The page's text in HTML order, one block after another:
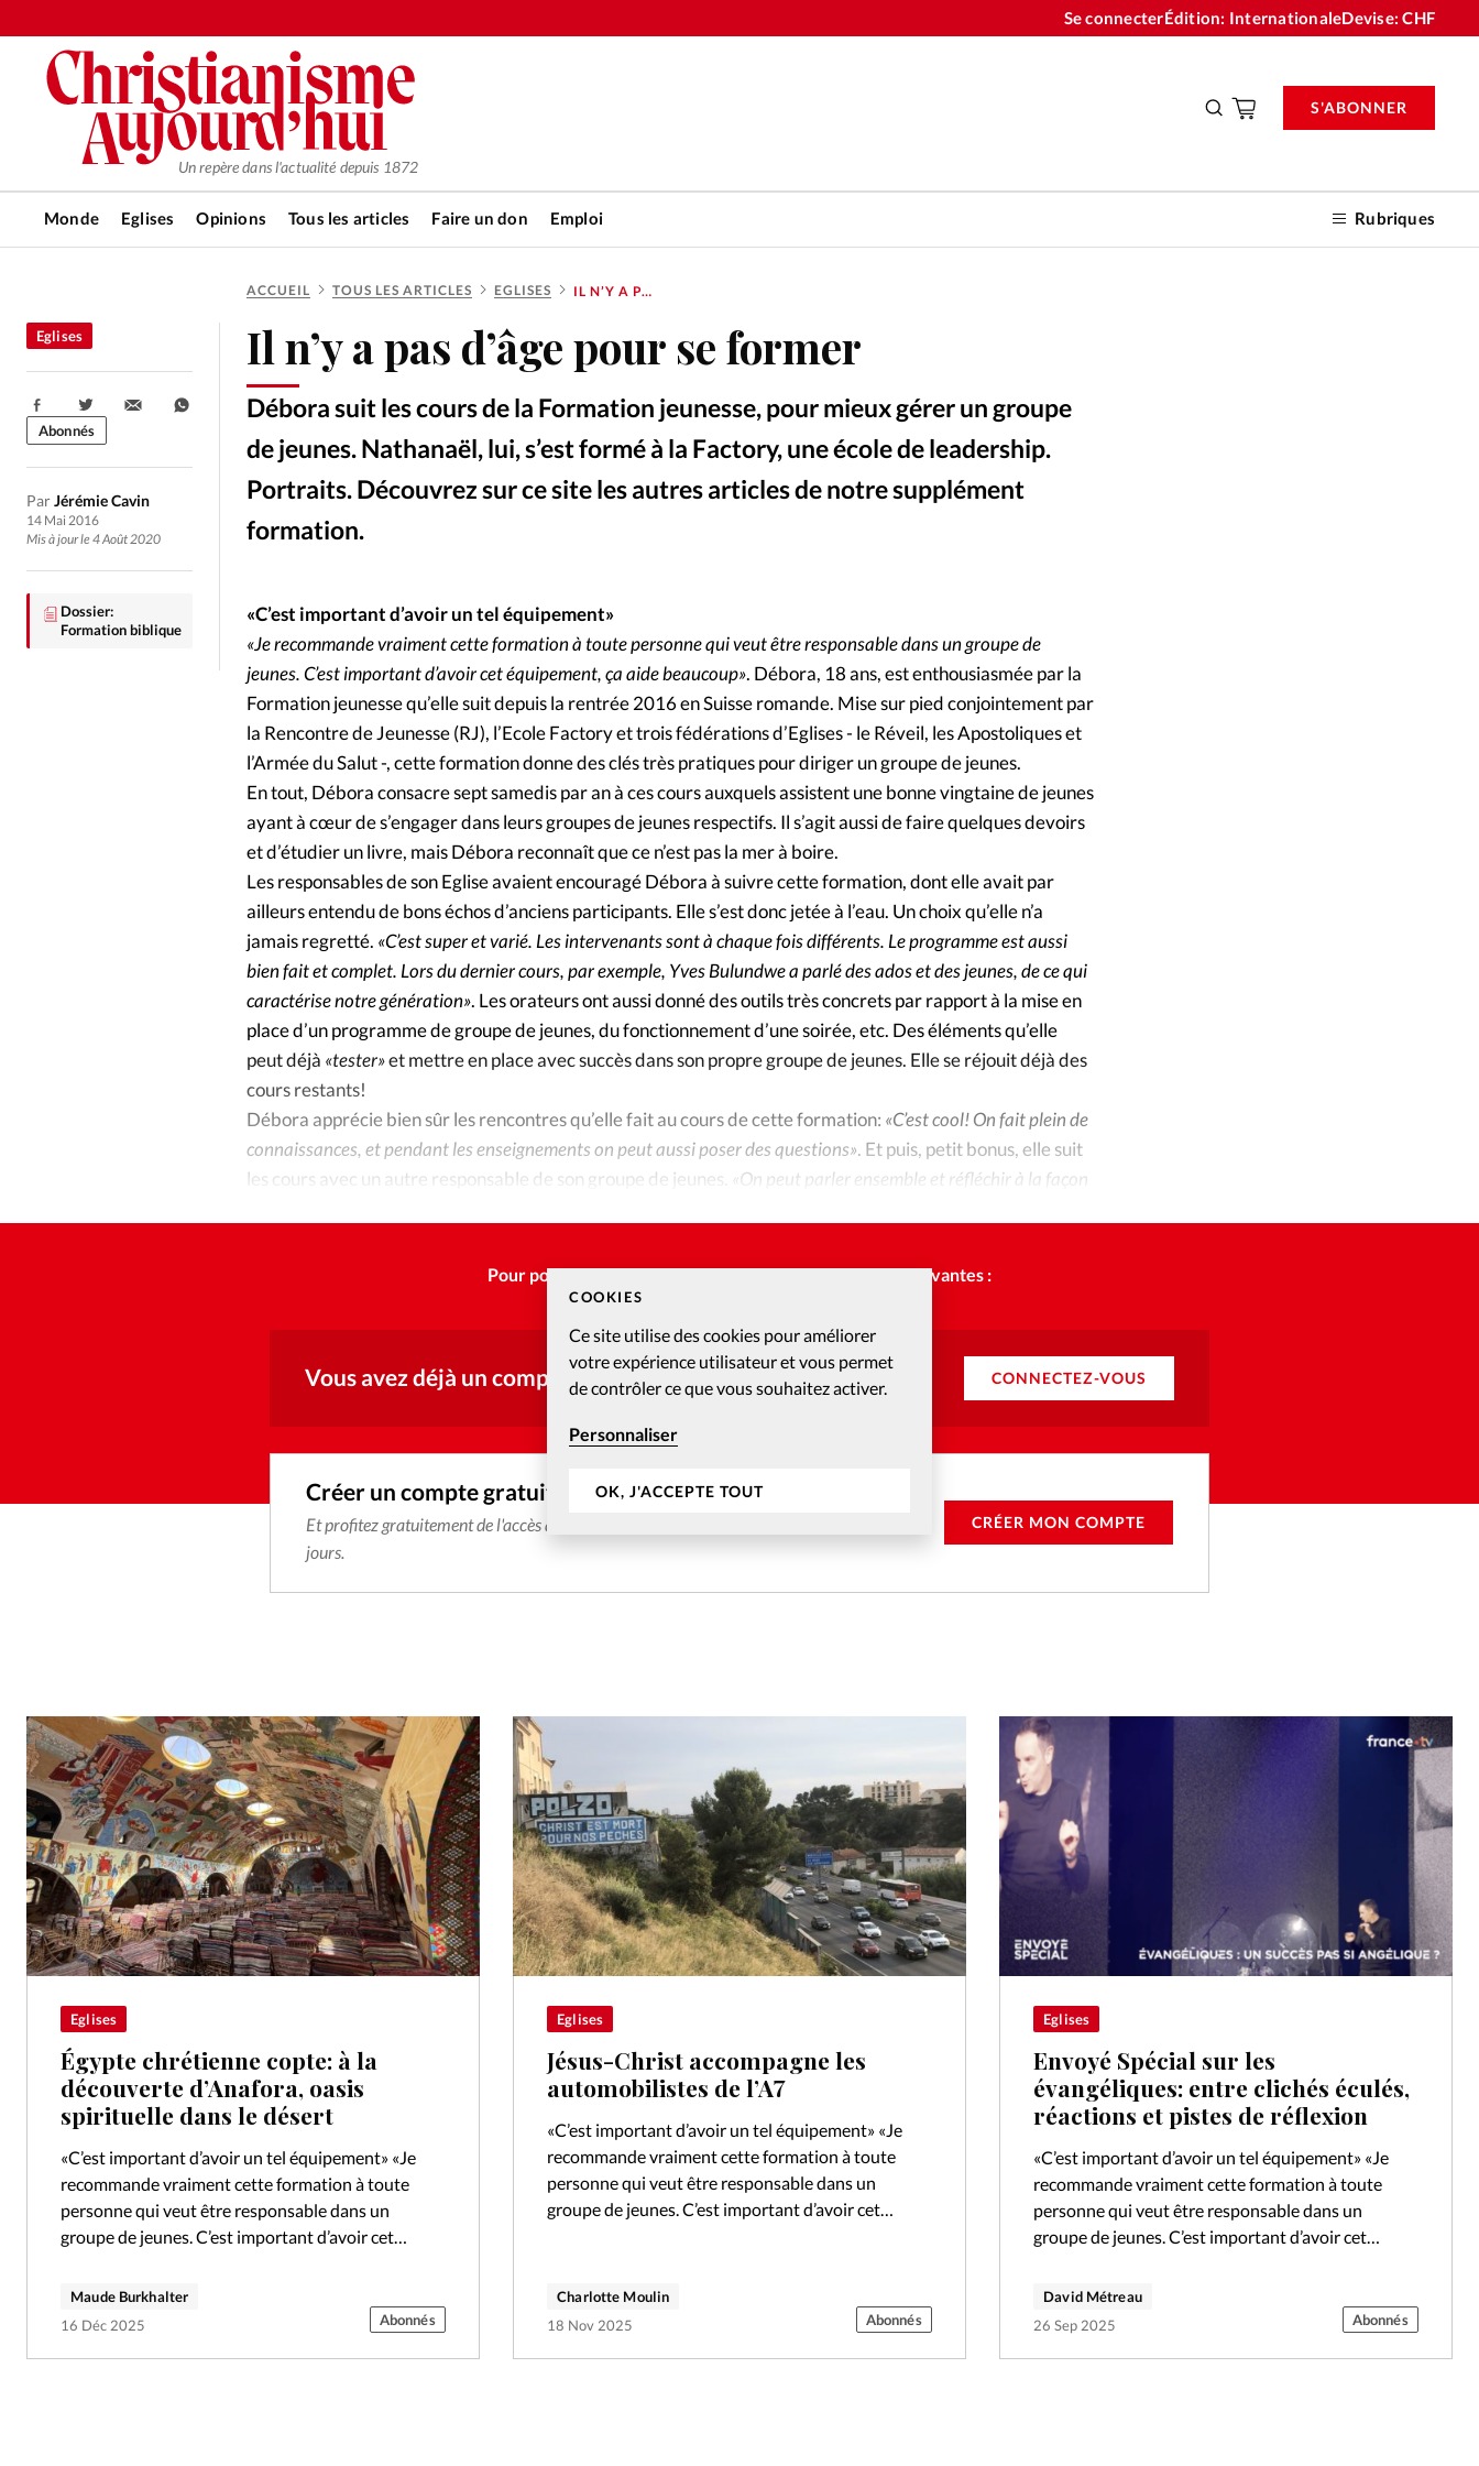
COOKIES
Ce site utilise des cookies pour améliorer
votre expérience utilisateur et vous permet
de contrôler ce que vous souhaitez activer.
Personnaliser
OK, J'ACCEPTE TOUT
Se connecterÉdition: InternationaleDevise:CHF
Un repère dans l'actualité depuis 1872
Monde Eglises Opinions Tous les articles Faire un don Emploi Rubriques
S'ABONNER
RUBRIQUES
Tous les articles
Actualité chrétienne
Actualité internationale
Chronique
Culture
Dossier Eglises
Foi
Génération réveil
Publireportage
Relations Aujourd'hui
Tour du monde des Eglises
Vécu Vie Intérieure
Faire un don
La boutique
Mon compte
Changemement d'adresse
Nous contacter
ACCUEIL TOUS LES ARTICLES EGLISES IL N’Y A PAS D’ÂGE POUR SE FORMER
Il n’y a pas d’âge pour se former
Débora suit les cours de la Formation jeunesse, pour mieux gérer un groupe
de jeunes. Nathanaël, lui, s’est formé à la Factory, une école de leadership.
Portraits. Découvrez sur ce site les autres articles de notre supplément
formation.
Eglises
ParJérémie Cavin
14 Mai 2016
Mis à jour le 4 Août 2020
Partager:
Abonnés
Dossier:
Formation biblique
«C’est important d’avoir un tel équipement»
«Je recommande vraiment cette formation à toute personne qui veut être responsable dans un groupe de
jeunes. C’est important d’avoir cet équipement, ça aide beaucoup». Débora, 18 ans, est enthousiasmée par la
Formation jeunesse qu’elle suit depuis la rentrée 2016 en Suisse romande. Mise sur pied conjointement par
la Rencontre de Jeunesse (RJ), l’Ecole Factory et trois fédérations d’Eglises - le Réveil, les Apostoliques et
l’Armée du Salut -, cette formation donne des clés très pratiques pour diriger un groupe de jeunes.
En tout, Débora consacre sept samedis par an à ces cours auxquels assistent une bonne vingtaine de jeunes
ayant à cœur de s’engager dans leurs groupes de jeunes respectifs. Il s’agit aussi de faire quelques devoirs
et d’étudier un livre, mais Débora reconnaît que ce n’est pas la mer à boire.
Les responsables de son Eglise avaient encouragé Débora à suivre cette formation, dont elle avait par
ailleurs entendu de bons échos d’anciens participants. Elle s’est donc jetée à l’eau. Un choix qu’elle n’a
jamais regretté. «C’est super et varié. Les intervenants sont à chaque fois différents. Le programme est aussi
bien fait et complet. Lors du dernier cours, par exemple, Yves Bulundwe a parlé des ados et des jeunes, de ce qui
caractérise notre génération». Les orateurs ont aussi donné des outils très concrets par rapport à la mise en
place d’un programme de groupe de jeunes, du fonctionnement d’une soirée, etc. Des éléments qu’elle
peut déjà «tester»et mettre en place avec succès dans son propre groupe de jeunes. Elle se réjouit déjà des
cours restants!
Débora apprécie bien sûr les rencontres qu’elle fait au cours de cette formation: «C’est cool! On fait plein de
connaissances, et pendant les enseignements on peut aussi poser des questions». Et puis, petit bonus, elle suit
les cours avec un autre responsable de son groupe de jeunes.
«On peut parler ensemble et réfléchir à la façon
Pour poursuivre la lecture, choisissez une des options suivantes :
Vous avez déjà un compte ? CONNECTEZ-VOUS
Créer un compte gratuitement
Et profitez gratuitement de l'accès aux articles web réservés aux abonnés pendant 14
jours.
CRÉER MON COMPTE
Eglises
Égypte chrétienne copte: à la
découverte d’Anafora, oasis
spirituelle dans le désert
«C’est important d’avoir un tel équipement» «Je
recommande vraiment cette formation à toute
personne qui veut être responsable dans un
groupe de jeunes. C’est important d’avoir cet
est…
Maude Burkhalter
16 Déc 2025
Abonnés
Eglises
Jésus-Christ accompagne les
automobilistes de l’A7
«C’est important d’avoir un tel équipement» «Je
recommande vraiment cette formation à toute
personne qui veut être responsable dans un
groupe de jeunes. C’est important d’avoir cet
Charlotte Moulin
18 Nov 2025
Abonnés
Eglises
Envoyé Spécial sur les
évangéliques: entre clichés éculés,
réactions et pistes de réflexion
«C’est important d’avoir un tel équipement» «Je
recommande vraiment cette formation à toute
personne qui veut être responsable dans un
groupe de jeunes. C’est important d’avoir cet
est…
David Métreau
26 Sep 2025
Abonnés